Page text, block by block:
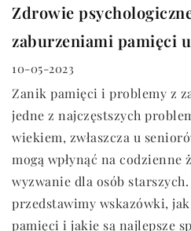
Zdrowie
zaburzeniami pamięci
10-05-2023
Zanik pamięci i problemy z
jedne z najczęstszych
wiekiem, zwłaszcza u
mogą wpłynąć na codzienne
wyzwanie dla osób
przedstawimy wskazówki,
pamięci i jakie są najlepsze